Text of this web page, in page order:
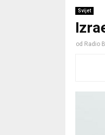
Svijet
od Radio